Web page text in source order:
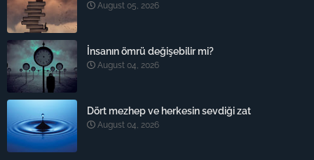
August 05, 2026
İnsanın ömrü değişebilir mi?
August 04, 2026
Dört mezhep ve herkesin sevdiği zat
August 04, 2026